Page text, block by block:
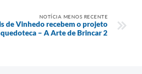
NOTÍCIA MENOS RECENTE
de Vinhedo recebem o projeto
– A Arte de Brincar 2